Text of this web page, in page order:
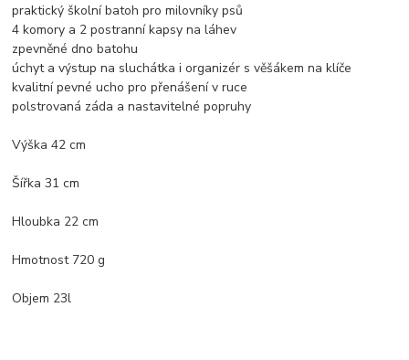
praktický školní batoh pro milovníky psů
4 komory a 2 postranní kapsy na láhev
zpevněné dno batohu
úchyt a výstup na sluchátka i organizér s věšákem na klíče
kvalitní pevné ucho pro přenášení v ruce
polstrovaná záda a nastavitelné popruhy
Výška 42 cm
Šířka 31 cm
Hloubka 22 cm
Hmotnost 720 g
Objem 23l